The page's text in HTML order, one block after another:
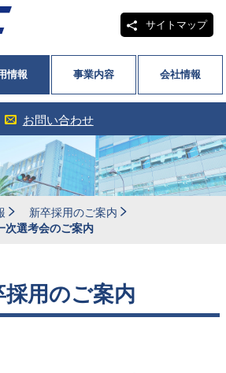
情報 事業内容 会社情報
お問い合わせ
サイトマップ
新卒採用のご案内
次選考会のご案内
採用のご案内